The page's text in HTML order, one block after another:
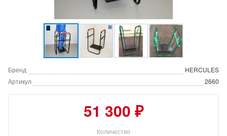
Бренд
HERCULES
Артикул
2660
51 300 ₽
Количество